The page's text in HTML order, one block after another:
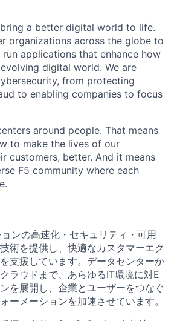
a better digital world to life.
organizations across the globe to
run applications that enhance how
digital world. We are
from protecting
to enabling companies to focus
around people. That means
to make the lives of our
customers, better. And it means
F5 community where each
ンの高速化・セキュリティ・可用
術を提供し、快適なカスタマーエク
支援しています。データセンターか
ラウドまで、あらゆるIT環境に対E
を展開し、企業とユーザーをつなぐ
ーメーションを加速させています。